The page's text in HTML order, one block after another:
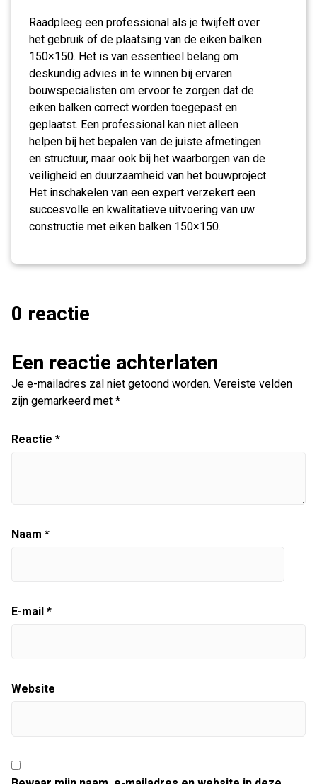
Raadpleeg een professional als je twijfelt over
het gebruik of de plaatsing van de eiken balken
150×150. Het is van essentieel belang om
deskundig advies in te winnen bij ervaren
bouwspecialisten om ervoor te zorgen dat de
eiken balken correct worden toegepast en
geplaatst. Een professional kan niet alleen
helpen bij het bepalen van de juiste afmetingen
en structuur, maar ook bij het waarborgen van de
veiligheid en duurzaamheid van het bouwproject.
Het inschakelen van een expert verzekert een
succesvolle en kwalitatieve uitvoering van uw
constructie met eiken balken 150×150.
0 reactie
Een reactie achterlaten
Je e-mailadres zal niet getoond worden. Vereiste velden
zijn gemarkeerd met *
Reactie *
Naam *
E-mail *
Website